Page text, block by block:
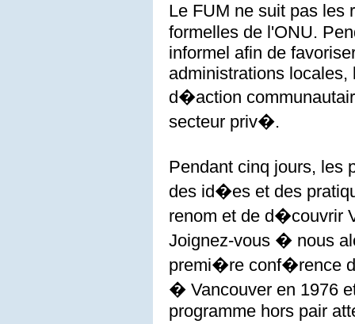
Le FUM ne suit pas
formelles de l'ONU.
informel afin de
administrations
d�action
secteur priv�.
Pendant cinq jours,
des id�es et des
renom et de d�couvrir
Joignez-vous � nous
premi�re conf�rence
� Vancouver en 1976
programme hors pair